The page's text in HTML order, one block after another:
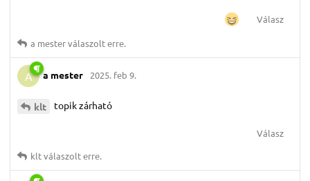
Válasz
a mesterválaszolt erre.
A a mester 2025. feb 9.
klt topik zárható
Válasz
kltválaszolt erre.